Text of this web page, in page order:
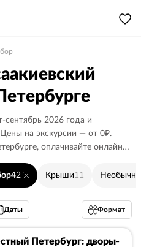
сентябрь 2026 года и
на экскурсии — от 0₽.
оплачивайте онлайн
42 Крыши11
Даты Формат
Петербург: дворы-